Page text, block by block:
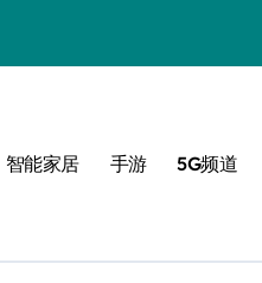
智能家居 手游 5G频道